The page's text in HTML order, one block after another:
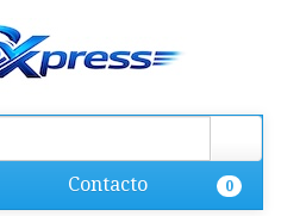
Contacto 0